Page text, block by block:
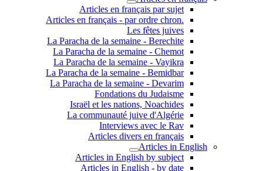
Articles en français par sujet
.Articles en français - par ordre chron
Les fêtes juives
La Paracha de la semaine - Berechite
La Paracha de la semaine - Chemot
La Paracha de la semaine - Vayikra
La Paracha de la semaine - Bemidbar
La Paracha de la semaine - Devarim
Fondations du Judaisme
Israël et les nations, Noachides
La communauté juive d'Algérie
Interviews avec le Rav
Articles divers en français
Articles in English
Articles in English by subject
Articles in English - by date